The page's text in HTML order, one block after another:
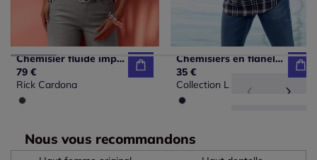
Chemisier fluide imprimé lettres en viscose ECOVERO
79 €
Rick Cardona
Chemisiers en flanelle à carreaux à manches transformables
35 €
Collection L
Nous vous recommandons